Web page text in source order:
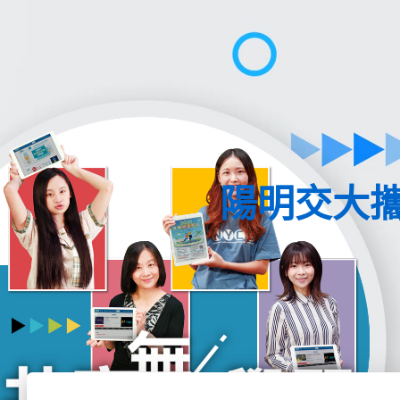
陽明交大